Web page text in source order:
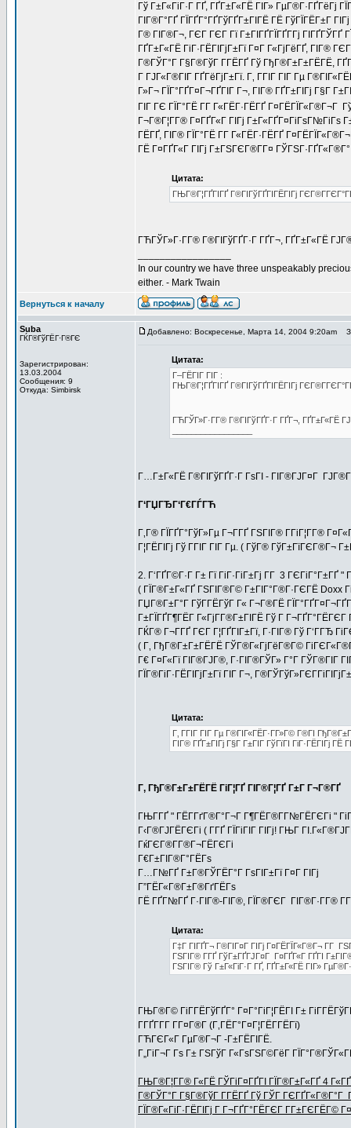
Гў Г±Г«ГіГ·Г ГҐ, ГҐГ±Г«ГЁ ГІГ» ГµГ®Г·ГҐГёГј
ГІГ®Г°ГҐ ГЇГҐГ°ГҐГўГҐГ±ГІГЁ ГЁ ГўГЇГЁГ±Г
Г® ГІГ®Г¬, ГЄГ ГЄГ Гї Г±ГІГҐГЇГҐГ­Гј ГІГҐГЎГҐ
ГҐГ±Г«ГЁ ГіГ·ГЁГІГјГ±Гї Г¤Г Г«ГјГёГҐ, ГІГ®
Г®ГЎГ°Г Г§Г®ГўГ Г­ГЁГҐ Гў ГђГ®Г±Г±ГЁГЁ,
Г ГЈГ«Г®ГІГ ГҐГёГјГ±Гї. Г‚ ГГІГ ГІГ Гµ
Г»Г¬ ГЇГ°ГҐГ¤Г¬ГҐГІГ Г¬, ГІГ® ГҐГ±ГІГј Г§Г
ГІГ ГЄ ГЇГ°ГЁ Г­Г Г«ГЁГ·ГЁГҐ Г¤ГЁГЇГ«Г®Г¬Г
Г¬Г®Г¦Г­Г® Г¤ГҐГ«Г ГІГј Г±Г«ГҐГ¤ГіГѕГ№ГіГѕ
ГЁГҐ, ГІГ® ГЇГ°ГЁ Г­Г Г«ГЁГ·ГЁГҐ
ГЁ Г¤ГҐГ«Г ГІГј Г±ГЅГЄГ®Г­Г¤
Цитата:
ГЊГ®Г¦ГҐГІГҐ Г®ГІГўГҐГІГЁГІГј
ГЋГЎГ»Г·Г­Г® Г®ГІГўГҐГ·Г ГҐГ¬, ГҐГ±Г«ГЁ
In our country we have three unspeakably
either. - Mark Twain
Вернуться к началу
Suba
ГЌГ®ГўГЁГ·Г®ГЄ
Зарегистрирован:
13.03.2004
Сообщения: 9
Откуда: Simbirsk
Добавлено: Воскресенье, Марта 14, 2004 9:20am
Цитата:
Г–ГЁГІГ ГІГ :
ГЊГ®Г¦ГҐГІГҐ Г®ГІГўГҐГІГЁГІГј
ГЋГЎГ»Г·Г­Г® Г®ГІГўГҐГ·Г ГҐГ¬, ГҐГ±Г«ГЁ
Г…Г±Г«ГЁ Г®ГІГўГҐГ·Г ГѕГІ - ГІГ®ГЈГ¤Г
Г‘ГЏГЂГ‘Г€ГЃГЋ
Г‚Г® ГЇГҐГ°ГўГ»Гµ Г¬Г­ГҐ ГЅГІГ® Г­ГіГ¦Г­Г®
Г¦ГЁГІГј Гў ГГІГ ГІГ Гµ. ( ГўГ® ГўГ±ГїГЄГ®Г¬
2. Г‘ГҐГ©Г·Г Г± Гї ГіГ·ГіГ±Гј Г­Г 3
( ГЇГ®Г±Г«ГҐ ГЅГІГ®Г© Г±ГІГ°Г®Г·ГЄГЁ Doxx
ГЏГ®Г±Г°Г ГўГ­ГЁГўГ Г« Г¬Г®ГЁ
Г±ГЇГҐГ¶ГЁГ Г«ГјГ­Г®Г±ГІГЁ Гў Г
ГЌГ® Г¬Г­ГҐ ГЄГ Г¦ГҐГІГ±Гї, Г·ГІГ® Гў Г‘ГГЂ
( Г‚ ГђГ®Г±Г±ГЁГЁ ГЎГ®Г«ГјГёГ®Г©
Г€ Г¤Г«Гї ГІГ®ГЈГ®, Г·ГІГ®ГЎГ» Г°Г ГЎГ®ГІГ
ГЇГ®ГіГ·ГЁГІГјГ±Гї ГІГ Г¬,
Цитата:
Г‚ ГГІГ ГІГ Гµ Г®ГІГ«ГЁГ·Г­Г»Г© Г®ГІ
ГІГ® ГҐГ±ГІГј Г§Г Г±ГІГ ГўГїГІ ГіГ·ГЁГІГј
Г‚ ГђГ®Г±Г±ГЁГЁ ГіГ¦ГҐ ГІГ®Г¦ГҐ Г±Г Г¬Г®ГҐ
ГЊГ­ГҐ " ГЁГ­ГґГ®Г°Г¬Г Г¶ГЁГ®Г­Г№ГЁГЄГі "
Г‹Г®ГЈГЁГЄГі ( Г­ГҐ ГЇГіГІГ ГІГј! ГЊГ
ГќГЄГ®Г­Г®Г¬ГЁГЄГі
Г€Г±ГІГ®Г°ГЁГѕ
Г…Г№ГҐ Г±Г®ГЎГЁГ°Г ГѕГІГ±Гї Г¤Г ГІГј
Г”ГЁГ«Г®Г±Г®ГґГЁГѕ
ГЁ ГҐГ№ГҐ Г·ГІГ®-ГІГ®, ГЇГ®ГЄГ ГІГ®Г·Г­Г®
Цитата:
Г‡Г ГІГҐГ¬ Г®ГІГ¤Г ГІГј Г¤ГЁГЇГ«Г®Г¬ Г­Г
ГЅГІГ® Г­ГҐ ГўГ±ГҐГЈГ¤Г Г¤ГҐГ«Г ГҐГІ
ГЅГІГ® Гў Г±Г«ГіГ·Г ГҐ, ГҐГ±Г«ГЁ ГІГ»
ГЊГ®Г© ГіГ­ГЁГўГҐГ° Г¤Г°ГіГ¦ГЁГІ Г±
ГГҐГ­Г­Г Г­Г¤Г®Г (Г‚ГЁГ°Г¤Г¦ГЁГ­ГЁГї)
ГЋГЄГ«Г ГµГ®Г¬Г -Г±ГЁГІГЁ.
Г„ГіГ¬Г Гѕ Г± ГЅГўГ Г«ГѕГЅГ©ГёГ­
ГЊГ®Г¦Г­Г® Г«ГЁ ГЎГіГ¤ГҐГІ ГЇГ®Г±Г«ГҐ 4
Г®ГЎГ°Г Г§Г®ГўГ Г­ГЁГҐ Гў ГЎГ ГЄГҐГ«Г®Г°Г
ГЇГ®Г«ГіГ·ГЁГІГј Г Г¬ГҐГ°ГЁГЄГ Г­Г±ГЄГЁГ©